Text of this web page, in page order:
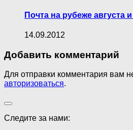
Почта на рубеже августа
14.09.2012
Добавить комментарий
Для отправки комментария вам
авторизоваться.
Следите за нами: